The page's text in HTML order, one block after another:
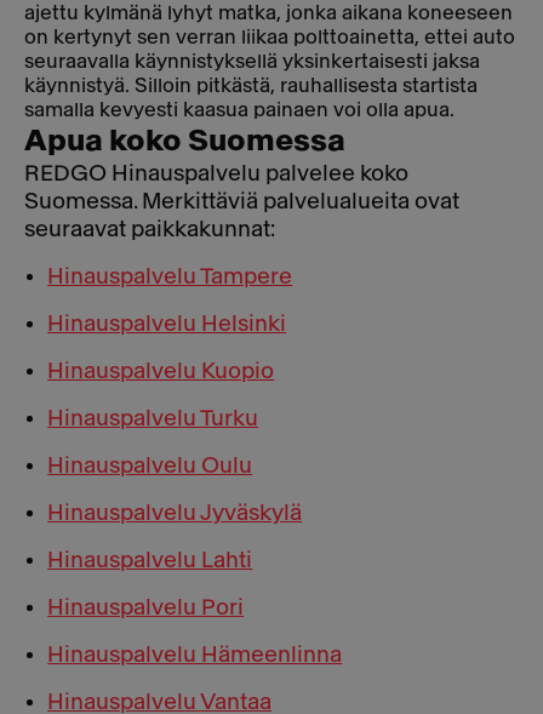
ajettu kylmänä lyhyt matka, jonka aikana koneeseen
on kertynyt sen verran liikaa polttoainetta, ettei auto
seuraavalla käynnistyksellä yksinkertaisesti jaksa
käynnistyä. Silloin pitkästä, rauhallisesta startista
samalla kevyesti kaasua painaen voi olla apua.
Apua koko Suomessa
REDGO Hinauspalvelu palvelee koko
Suomessa. Merkittäviä palvelualueita ovat
seuraavat paikkakunnat:
Hinauspalvelu Tampere
Hinauspalvelu Helsinki
Hinauspalvelu Kuopio
Hinauspalvelu Turku
Hinauspalvelu Oulu
Hinauspalvelu Jyväskylä
Hinauspalvelu Lahti
Hinauspalvelu Pori
Hinauspalvelu Hämeenlinna
Hinauspalvelu Vantaa